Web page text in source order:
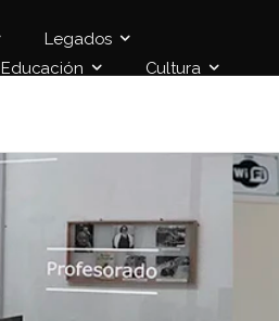
Legados
Educación Cultura